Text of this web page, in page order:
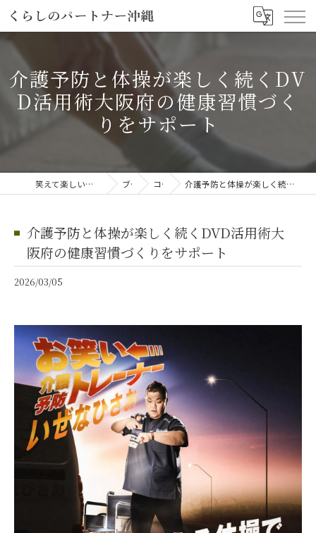
介護予防と体操が楽しく続くDV
D活用術大阪府の健康習慣づく
りをサポート
笑えて楽しい「笑える介護予防体操教室」 ブログ コラム 介護予防と体操が楽しく続くDVD活用術大阪府の健康習慣づくりをサポート
介護予防と体操が楽しく続くDVD活用術大
阪府の健康習慣づくりをサポート
2026/03/05